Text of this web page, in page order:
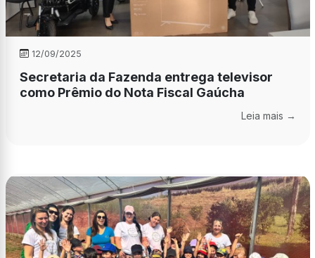
12/09/2025
Secretaria da Fazenda entrega televisor
como Prêmio do Nota Fiscal Gaúcha
Leia mais →